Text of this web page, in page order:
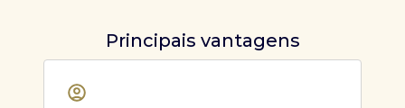
Principais vantagens